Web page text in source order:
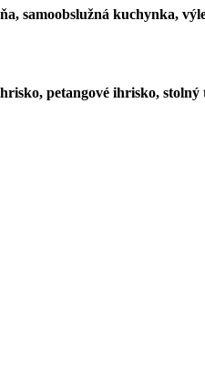
samoobslužná kuchynka,
petangové ihrisko,